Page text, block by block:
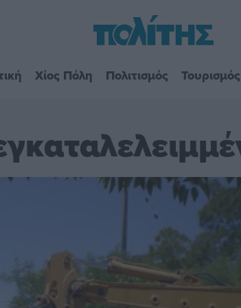
Χίος Πόλη Πολιτισμός Τουρισμός